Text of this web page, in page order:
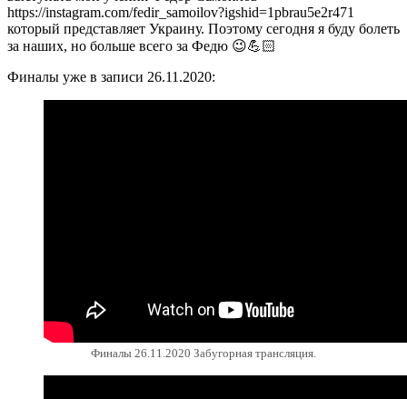
https://instagram.com/fedir_samoilov?igshid=1pbrau5e2r471
который представляет Украину. Поэтому сегодня я буду болеть
за наших, но больше всего за Федю 😉💪🏻
Финалы уже в записи 26.11.2020:
Финалы 26.11.2020 Забугорная трансляция.